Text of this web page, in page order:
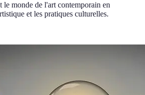
monde de l'art contemporain en
et les pratiques culturelles.